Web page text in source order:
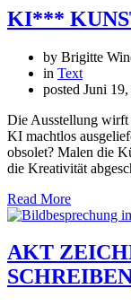
KI***
by Brigitte
in Text
posted Juni
Die Ausstellung wirft
KI machtlos
obsolet? Malen die
die Kreativität
Read More
AKT